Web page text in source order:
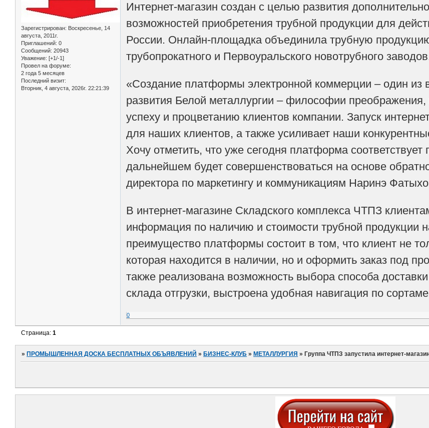
Зарегистрирован: Воскресенье, 14
августа, 2011г.
Приглашений: 0
Сообщений: 20943
Уважение: [+1/-1]
Провел на форуме:
2 года 5 месяцев
Последний визит:
Вторник, 4 августа, 2026г. 22:21:39
Интернет-магазин создан с целью развития
возможностей приобретения трубной продукции для
России. Онлайн-площадка объединила трубную
трубопрокатного и Первоуральского новотрубного
«Создание платформы электронной коммерции – один из
развития Белой металлургии – философии
успеху и процветанию клиентов компании. Запуск
для наших клиентов, а также усиливает наши
Хочу отметить, что уже сегодня платформа
дальнейшем будет совершенствоваться на основе
директора по маркетингу и коммуникациям Наринэ
В интернет-магазине Складского комплекса ЧТПЗ
информация по наличию и стоимости трубной продукции
преимущество платформы состоит в том, что клиент не
которая находится в наличии, но и оформить заказ под
также реализована возможность выбора способа
склада отгрузки, выстроена удобная навигация по
0
Страница:1
» ПРОМЫШЛЕННАЯ ДОСКА БЕСПЛАТНЫХ ОБЪЯВЛЕНИЙ » БИЗНЕС-КЛУБ » МЕТАЛЛУРГИЯ » Группа ЧТПЗ запустила интернет-